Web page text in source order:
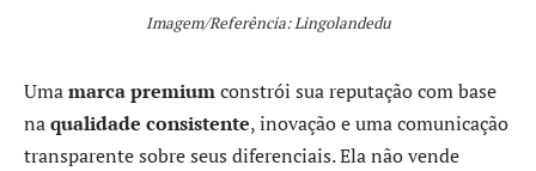
Imagem/Referência: Lingolandedu
Umamarca premiumconstrói sua reputação com base
naqualidade consistente, inovação e uma comunicação
transparente sobre seus diferenciais. Ela não vende